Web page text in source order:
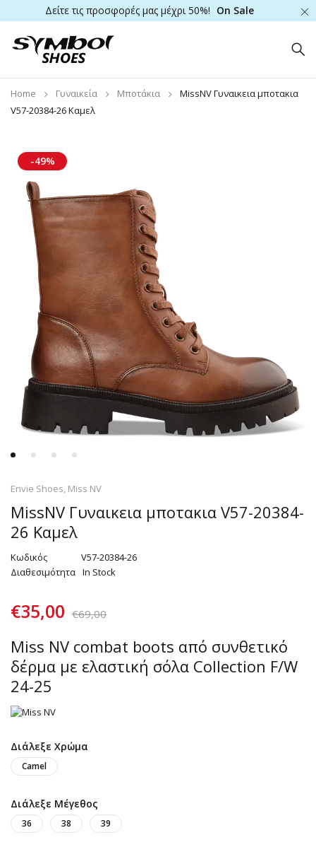
Δείτε τις προσφορές μας μέχρι 50%! On Sale
Home Γυναικεία Μποτάκια
MissNV Γυναικεια μποτακια
V57-20384-26 Καμελ
-49%
Envie Shoes, Miss NV
MissNV Γυναικεια μποτακια V57-20384-
26 Καμελ
Κωδικός
V57-20384-26
Διαθεσιμότητα In Stock
€69,00
€35,00
Miss NV combat boots από συνθετικό
δέρμα με ελαστική σόλα Collection F/W
24-25
Διάλεξε Χρώμα
Camel
Διάλεξε Μέγεθος
36 38 39